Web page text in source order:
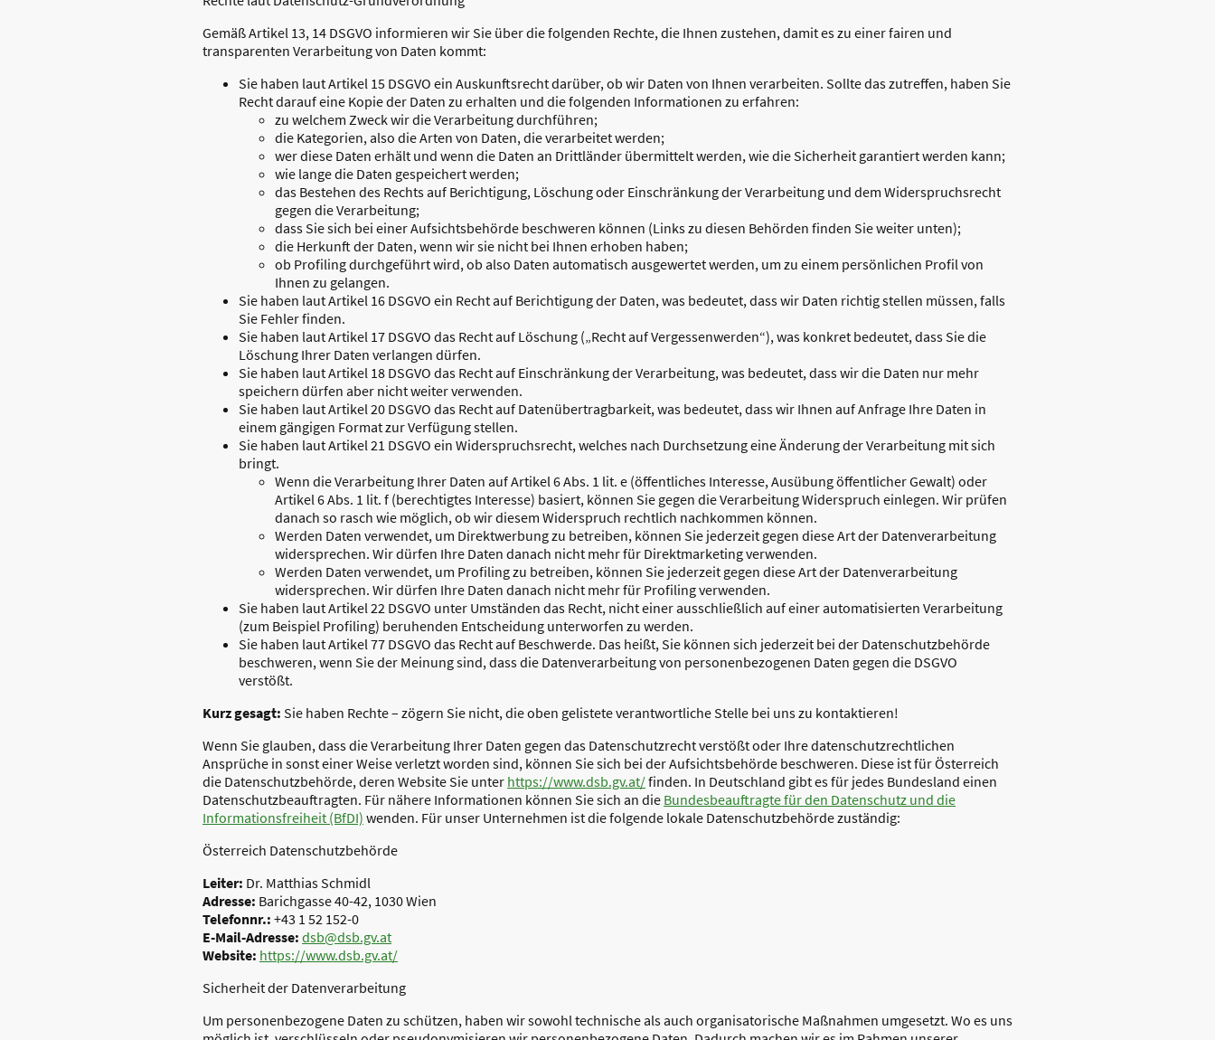
Gemäß Artikel 13, 14 DSGVO informieren wir Sie über die folgenden Rechte, die Ihnen zustehen, damit es zu einer fairen und
transparenten Verarbeitung von Daten kommt:
Sie haben laut Artikel 15 DSGVO ein Auskunftsrecht darüber, ob wir Daten von Ihnen verarbeiten. Sollte das zutreffen, haben Sie
Recht darauf eine Kopie der Daten zu erhalten und die folgenden Informationen zu erfahren:
zu welchem Zweck wir die Verarbeitung durchführen;
die Kategorien, also die Arten von Daten, die verarbeitet werden;
wer diese Daten erhält und wenn die Daten an Drittländer übermittelt werden, wie die Sicherheit garantiert werden kann;
wie lange die Daten gespeichert werden;
das Bestehen des Rechts auf Berichtigung, Löschung oder Einschränkung der Verarbeitung und dem Widerspruchsrecht
gegen die Verarbeitung;
dass Sie sich bei einer Aufsichtsbehörde beschweren können (Links zu diesen Behörden finden Sie weiter unten);
die Herkunft der Daten, wenn wir sie nicht bei Ihnen erhoben haben;
ob Profiling durchgeführt wird, ob also Daten automatisch ausgewertet werden, um zu einem persönlichen Profil von
Ihnen zu gelangen.
Sie haben laut Artikel 16 DSGVO ein Recht auf Berichtigung der Daten, was bedeutet, dass wir Daten richtig stellen müssen, falls
Sie Fehler finden.
Sie haben laut Artikel 17 DSGVO das Recht auf Löschung („Recht auf Vergessenwerden“), was konkret bedeutet, dass Sie die
Löschung Ihrer Daten verlangen dürfen.
Sie haben laut Artikel 18 DSGVO das Recht auf Einschränkung der Verarbeitung, was bedeutet, dass wir die Daten nur mehr
speichern dürfen aber nicht weiter verwenden.
Sie haben laut Artikel 20 DSGVO das Recht auf Datenübertragbarkeit, was bedeutet, dass wir Ihnen auf Anfrage Ihre Daten in
einem gängigen Format zur Verfügung stellen.
Sie haben laut Artikel 21 DSGVO ein Widerspruchsrecht, welches nach Durchsetzung eine Änderung der Verarbeitung mit sich
bringt.
Wenn die Verarbeitung Ihrer Daten auf Artikel 6 Abs. 1 lit. e (öffentliches Interesse, Ausübung öffentlicher Gewalt) oder
Artikel 6 Abs. 1 lit. f (berechtigtes Interesse) basiert, können Sie gegen die Verarbeitung Widerspruch einlegen. Wir prüfen
danach so rasch wie möglich, ob wir diesem Widerspruch rechtlich nachkommen können.
Werden Daten verwendet, um Direktwerbung zu betreiben, können Sie jederzeit gegen diese Art der Datenverarbeitung
widersprechen. Wir dürfen Ihre Daten danach nicht mehr für Direktmarketing verwenden.
Werden Daten verwendet, um Profiling zu betreiben, können Sie jederzeit gegen diese Art der Datenverarbeitung
widersprechen. Wir dürfen Ihre Daten danach nicht mehr für Profiling verwenden.
Sie haben laut Artikel 22 DSGVO unter Umständen das Recht, nicht einer ausschließlich auf einer automatisierten Verarbeitung
(zum Beispiel Profiling) beruhenden Entscheidung unterworfen zu werden.
Sie haben laut Artikel 77 DSGVO das Recht auf Beschwerde. Das heißt, Sie können sich jederzeit bei der Datenschutzbehörde
beschweren, wenn Sie der Meinung sind, dass die Datenverarbeitung von personenbezogenen Daten gegen die DSGVO
verstößt.
Kurz gesagt: Sie haben Rechte – zögern Sie nicht, die oben gelistete verantwortliche Stelle bei uns zu kontaktieren!
Wenn Sie glauben, dass die Verarbeitung Ihrer Daten gegen das Datenschutzrecht verstößt oder Ihre datenschutzrechtlichen
Ansprüche in sonst einer Weise verletzt worden sind, können Sie sich bei der Aufsichtsbehörde beschweren. Diese ist für Österreich
die Datenschutzbehörde, deren Website Sie unter https://www.dsb.gv.at/finden. In Deutschland gibt es für jedes Bundesland einen
Datenschutzbeauftragten. Für nähere Informationen können Sie sich an die Bundesbeauftragte für den Datenschutz und die
Informationsfreiheit (BfDI) wenden. Für unser Unternehmen ist die folgende lokale Datenschutzbehörde zuständig:
Österreich Datenschutzbehörde
Leiter: Dr. Matthias Schmidl
Adresse: Barichgasse 40-42, 1030 Wien
Telefonnr.: +43 1 52 152-0
E-Mail-Adresse: dsb@dsb.gv.at
Website: https://www.dsb.gv.at/
Sicherheit der Datenverarbeitung
Um personenbezogene Daten zu schützen, haben wir sowohl technische als auch organisatorische Maßnahmen umgesetzt. Wo es uns